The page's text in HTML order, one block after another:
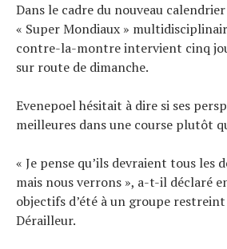
Dans le cadre du nouveau
« Super Mondiaux »
contre-la-montre intervient cinq
sur route de dimanche.
Evenepoel hésitait à dire si ses
meilleures dans une course plutôt
« Je pense qu’ils devraient tous les
mais nous verrons », a-t-il déclaré
objectifs d’été à un groupe
Dérailleur.